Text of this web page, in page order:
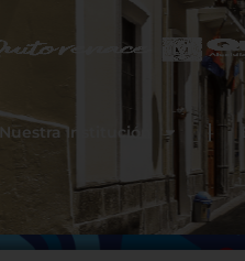
Nuestra Institución